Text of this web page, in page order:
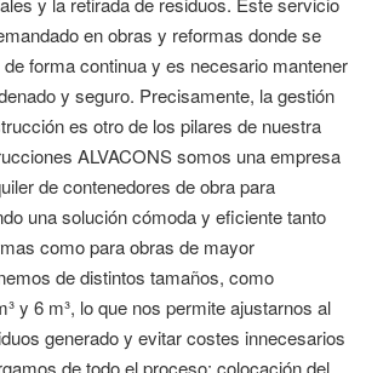
en obras y reformas donde se
forma continua y es necesario mantener
y seguro. Precisamente, la gestión
es otro de los pilares de nuestra
ALVACONS somos una empresa
de contenedores de obra para
una solución cómoda y eficiente tanto
como para obras de mayor
de distintos tamaños, como
y 6 m³, lo que nos permite ajustarnos al
generado y evitar costes innecesarios
de todo el proceso: colocación del